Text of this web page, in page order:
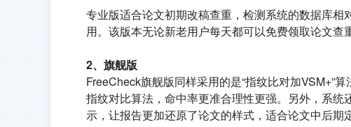
专业版适合论文初期改稿查重，检测系统的数据库
用。该版本无论新老用户每天都可以免费领取论文查
2、旗舰版
FreeCheck旗舰版同样采用的是“指纹比对加VSM+”
指纹对比算法，命中率更准合理性更强。另外，系
示，让报告更加还原了论文的样式，适合论文中后期